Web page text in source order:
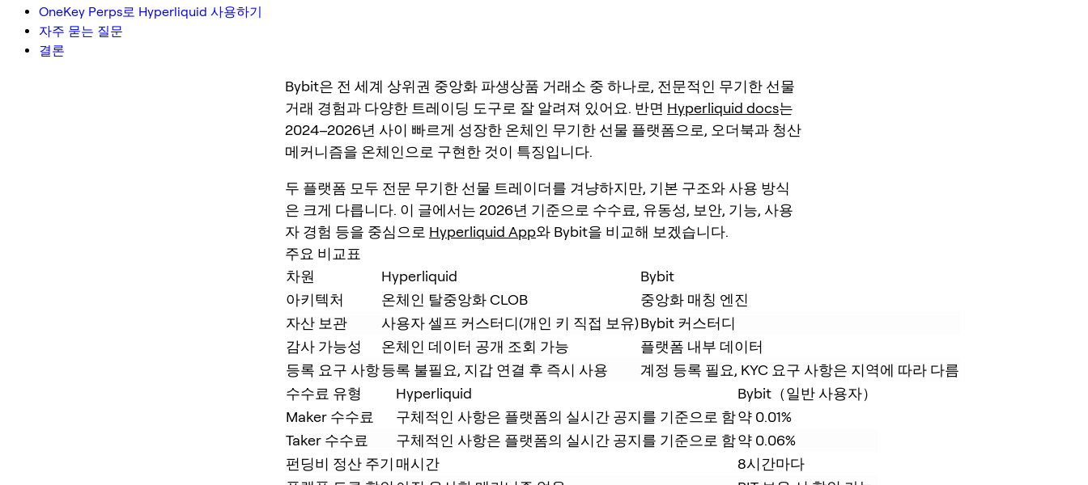
OneKey Perps로 Hyperliquid 사용하기
자주 묻는 질문
결론
Bybit은 전 세계 상위권 중앙화 파생상품 거래소 중 하나로, 전문적인 무기한 선물
거래 경험과 다양한 트레이딩 도구로 잘 알려져 있어요. 반면 Hyperliquid docs는
2024–2026년 사이 빠르게 성장한 온체인 무기한 선물 플랫폼으로, 오더북과 청산
메커니즘을 온체인으로 구현한 것이 특징입니다.
두 플랫폼 모두 전문 무기한 선물 트레이더를 겨냥하지만, 기본 구조와 사용 방식
은 크게 다릅니다. 이 글에서는 2026년 기준으로 수수료, 유동성, 보안, 기능, 사용
자 경험 등을 중심으로 Hyperliquid App와 Bybit을 비교해 보겠습니다.
주요 비교표
차원
Hyperliquid
Bybit
아키텍처
온체인 탈중앙화 CLOB
중앙화 매칭 엔진
자산 보관
사용자 셀프 커스터디(개인 키 직접 보유)Bybit 커스터디
감사 가능성
온체인 데이터 공개 조회 가능
플랫폼 내부 데이터
등록 요구 사항등록 불필요, 지갑 연결 후 즉시 사용
계정 등록 필요, KYC 요구 사항은 지역에 따라 다름
수수료 유형
Hyperliquid
Bybit（일반 사용자）
Maker 수수료
구체적인 사항은 플랫폼의 실시간 공지를 기준으로 함약 0.01%
Taker 수수료
구체적인 사항은 플랫폼의 실시간 공지를 기준으로 함약 0.06%
펀딩비 정산 주기 매시간
8시간마다